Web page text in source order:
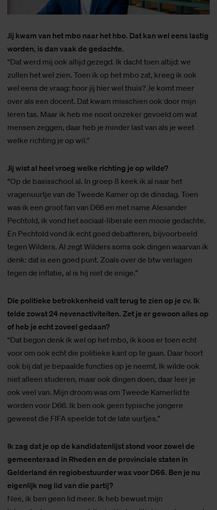
Jij kwam van het mbo naar het hbo. Dat kan wel eens lastig
worden, is dan vaak de gedachte.
“Dat werd mij ook altijd gezegd. Ik dacht toen altijd: we
zullen het wel zien. Toen ik op het mbo zat, kreeg ik ook
wel eens de vraag: hoor jij hier wel thuis? Je komt meer
over als een docent. Dat kwam misschien ook door mijn
leren tas. Maar ik heb me nooit onzeker gevoeld om wat
mensen zeggen, daar heb je minder last van als je weet
welke richting je op wil.”
Jij wist al heel vroeg welke richting je op wilde?
“Op de basisschool al. In groep 8 keek ik al naar het
vragenuurtje van de Tweede Kamer op de dinsdag. Toen
was ik een groot fan van D66 en met name Alexander
Pechtold, ik vond het sociaal-liberale een mooie gedachte.
En Pechtold vond ik echt goed debatteren, bijvoorbeeld
tegen Wilders. Al zegt Wilders soms ook dingen waarvan ik
denk: dat is een goed punt. Zoals over de btw verlagen
tegen de inflatie, al is hij niet de enige.”
Die politieke betrokkenheid valt terug te zien op je cv. Ik
telde zowat 24 nevenactiviteiten. Zet je er gewoon alles op
of heb je echt zoveel gedaan?
“Dat begon denk ik wel op het mbo, ik koos er toen echt
voor om ook echt die politieke kant op te gaan. Daar hoort
ook bij dat je bepaalde functies op je neemt. Ik wilde ook
niet alleen studeren, maar ook dingen doen, daar leer je
ook veel van. Mijn droom was om Tweede Kamerlid te
worden voor D66. Ik ben ook geen typische jongere
geweest die FIFA speelde tot de late uurtjes.”
Ik zag dat je op de kandidatenlijst stond voor zowel de
gemeenteraad in Rheden en de provinciale staten in
Gelderland én regiobestuurder was voor D66. Ben je nu
eigenlijk nog lid van die partij?
Nee, ik ben geen lid meer. Ik heb bewust mijn